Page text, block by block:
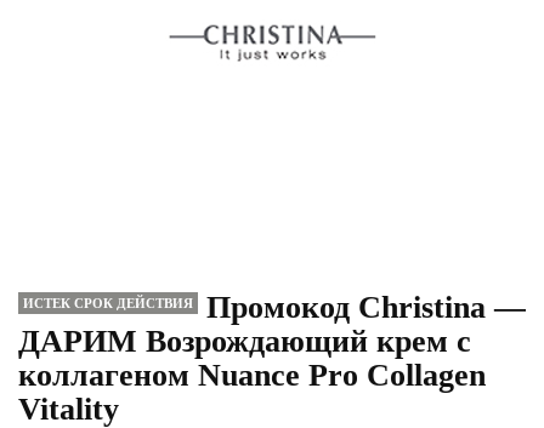
ИСТЕК СРОК ДЕЙСТВИЯ
Промокод Christina —
ДАРИМ Возрождающий крем с
коллагеном Nuance Pro Collagen
Vitality